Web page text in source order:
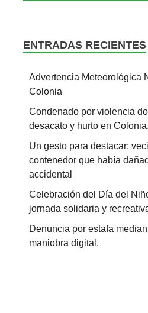
ENTRADAS RECIENTES
Advertencia Meteorológica
Colonia
Condenado por violencia
desacato y hurto en Colonia.
Un gesto para destacar:
contenedor que había
accidental
Celebración del Día del
jornada solidaria y
Denuncia por estafa
maniobra digital.